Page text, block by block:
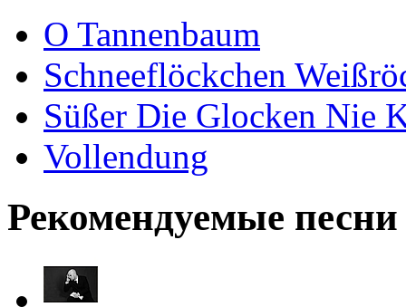
O Tannenbaum
Schneeflöckchen
Süßer Die Glocken Nie
Vollendung
Рекомендуемые песни